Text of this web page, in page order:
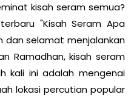
kisah seram semua?
"Kisah Seram Apa
dan selamat menjalankan
Ramadhan, kisah seram
kali ini adalah mengenai
lokasi percutian popular